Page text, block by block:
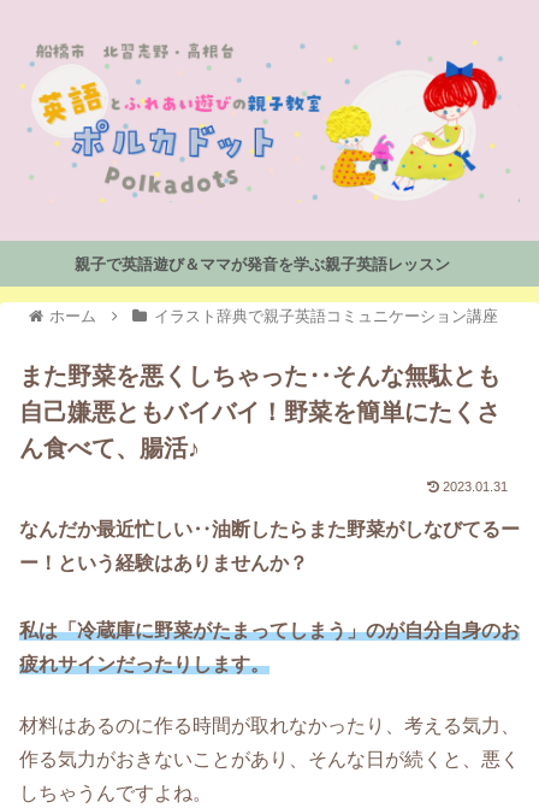
親子で英語遊び＆ママが発音を学ぶ親子英語レッスン
ホーム イラスト辞典で親子英語コミュニケーション講座
また野菜を悪くしちゃった‥そんな無駄とも
自己嫌悪ともバイバイ！野菜を簡単にたくさ
ん食べて、腸活♪
2023.01.31
なんだか最近忙しい‥油断したらまた野菜がしなびてるー
ー！という経験はありませんか？
私は「冷蔵庫に野菜がたまってしまう」のが自分自身のお
疲れサインだったりします。
材料はあるのに作る時間が取れなかったり、考える気力、
作る気力がおきないことがあり、そんな日が続くと、悪く
しちゃうんですよね。